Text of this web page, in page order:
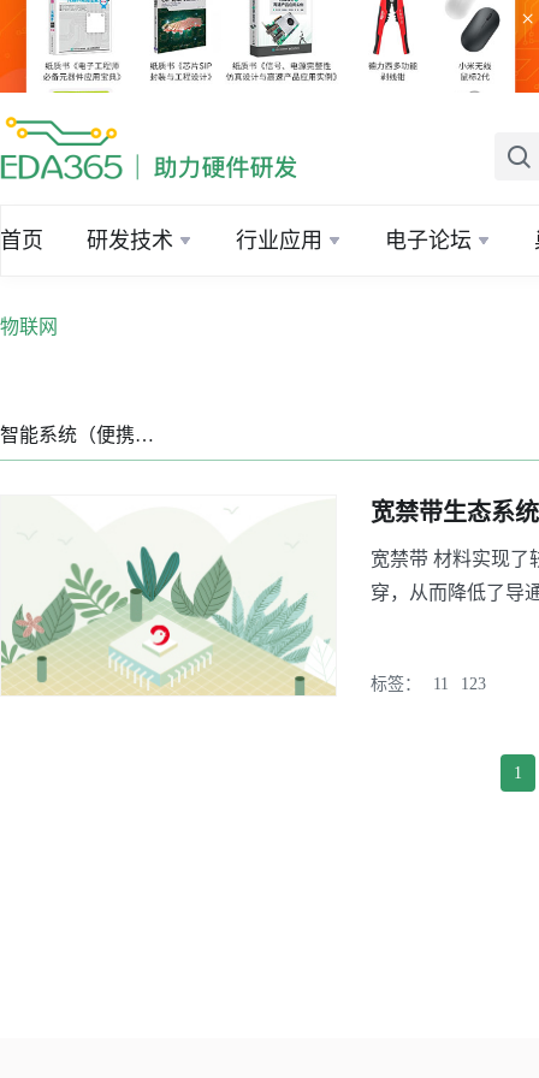
×
首页 研发技术 行业应用 电子论坛
物联网
智能系统（便携设备）
宽禁带生态系
宽禁带 材料实现了
穿，从而降低了导
标签： 11 123
1